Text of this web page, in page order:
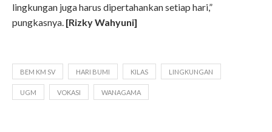
lingkungan juga harus dipertahankan setiap hari,”
pungkasnya. [Rizky Wahyuni]
BEM KM SV HARI BUMI KILAS LINGKUNGAN
UGM VOKASI WANAGAMA